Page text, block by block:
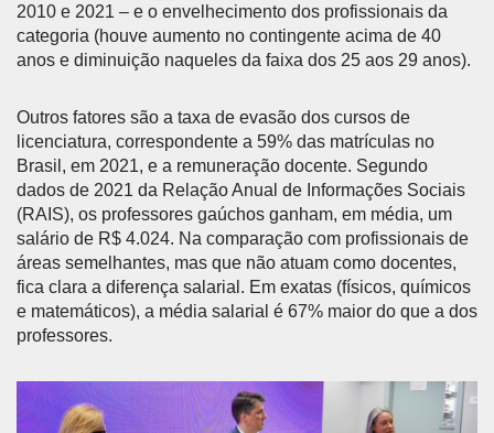
2010 e 2021 – e o envelhecimento dos profissionais da
categoria (houve aumento no contingente acima de 40
anos e diminuição naqueles da faixa dos 25 aos 29 anos).
Outros fatores são a taxa de evasão dos cursos de
licenciatura, correspondente a 59% das matrículas no
Brasil, em 2021, e a remuneração docente. Segundo
dados de 2021 da Relação Anual de Informações Sociais
(RAIS), os professores gaúchos ganham, em média, um
salário de R$ 4.024. Na comparação com profissionais de
áreas semelhantes, mas que não atuam como docentes,
fica clara a diferença salarial. Em exatas (físicos, químicos
e matemáticos), a média salarial é 67% maior do que a dos
professores.
Anterior